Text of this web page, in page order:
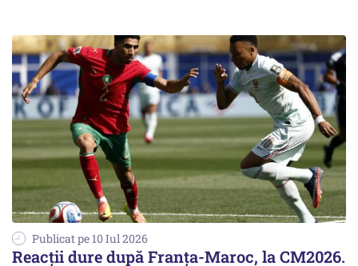
Publicat pe 10 Iul 2026
Reacţii dure după Franţa-Maroc, la CM2026.